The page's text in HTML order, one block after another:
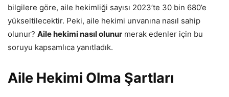
bilgilere göre, aile hekimliği sayısı 2023’te 30 bin 680’e
yükseltilecektir. Peki, aile hekimi unvanına nasıl sahip
olunur? Aile hekimi nasıl olunur merak edenler için bu
soruyu kapsamlıca yanıtladık.
Aile Hekimi Olma Şartları